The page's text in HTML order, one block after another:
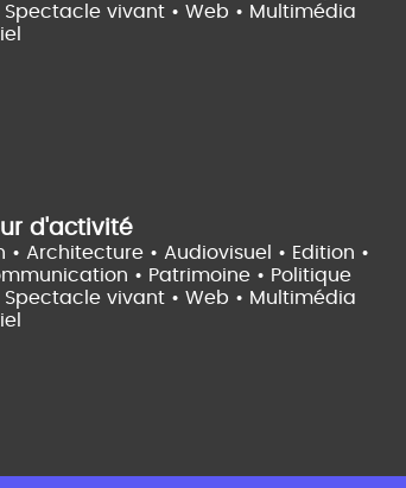
Spectacle vivant • Web • Multimédia
d'activité
• Architecture • Audiovisuel • Edition •
• Patrimoine • Politique
Spectacle vivant • Web • Multimédia